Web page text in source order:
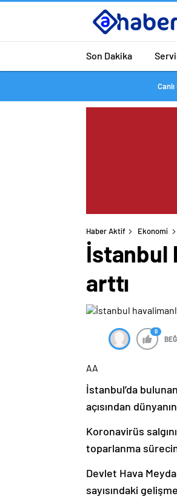
Son Dakika
Haber Aktif Ekonomi
İstanbul
arttı
0
AA
İstanbul’da
açısından
Koronavirüs
toparlanma
Devlet Hava
sayısındaki